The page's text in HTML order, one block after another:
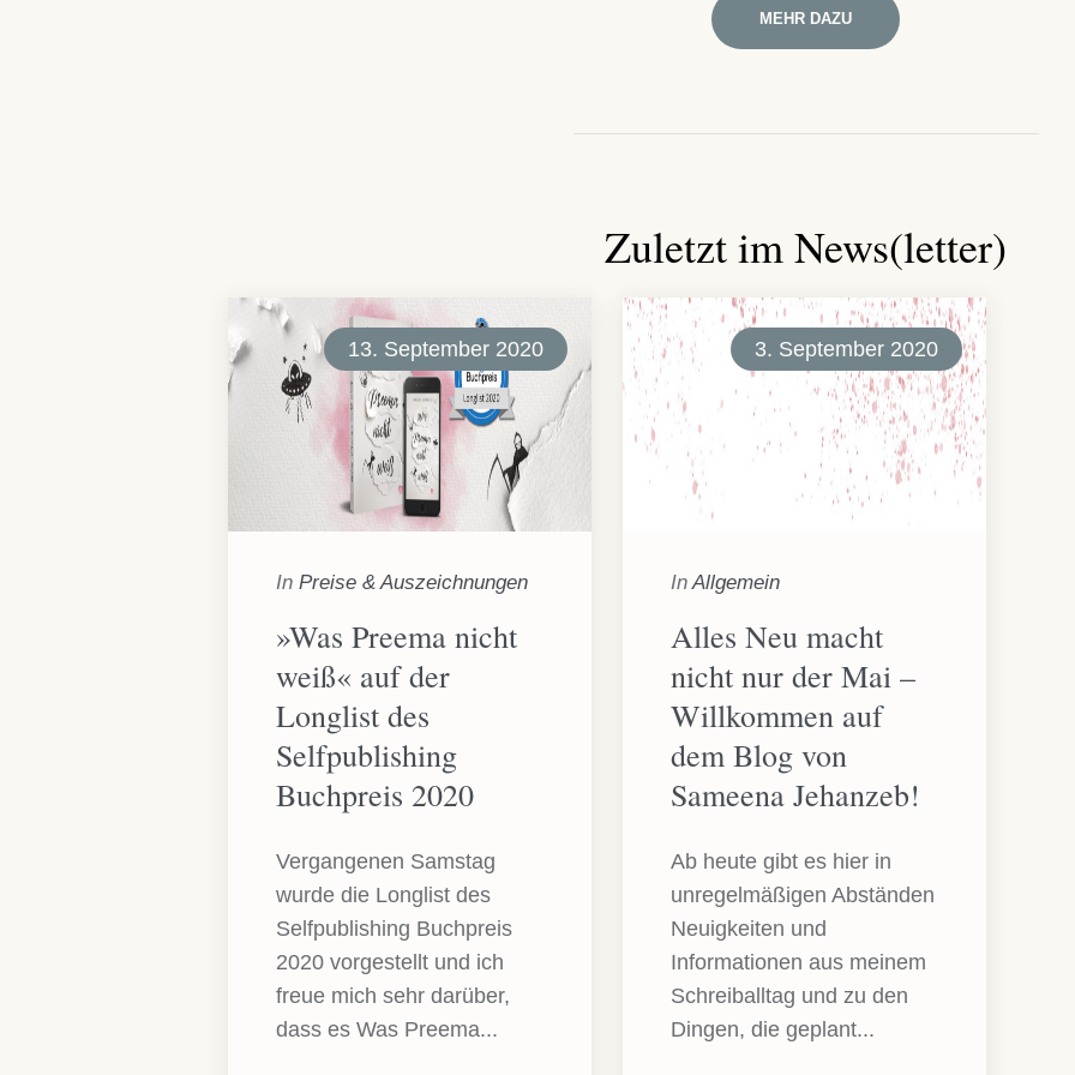
MEHR DAZU
Zuletzt im News(letter)
13. September 2020
In Preise & Auszeichnungen
»Was Preema nicht
weiß« auf der
Longlist des
Selfpublishing
Buchpreis 2020
Vergangenen Samstag
wurde die Longlist des
Selfpublishing Buchpreis
2020 vorgestellt und ich
freue mich sehr darüber,
dass es Was Preema...
3. September 2020
InAllgemein
Alles Neu macht
nicht nur der Mai –
Willkommen auf
dem Blog von
Sameena Jehanzeb!
Ab heute gibt es hier in
unregelmäßigen Abständen
Neuigkeiten und
Informationen aus meinem
Schreiballtag und zu den
Dingen, die geplant...